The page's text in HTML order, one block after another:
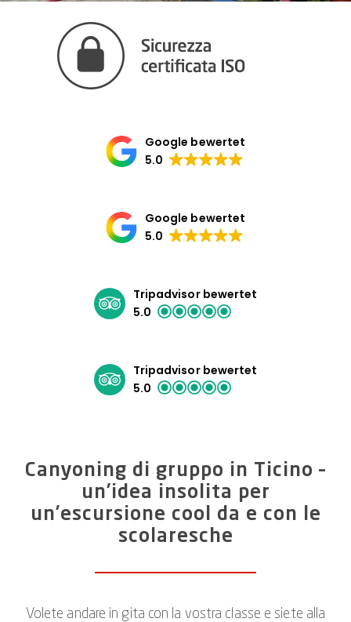
Google bewertet
5.0
Google bewertet
5.0
Tripadvisor bewertet
5.0
Tripadvisor bewertet
5.0
Canyoning di gruppo in Ticino –
un’idea insolita per
un’escursione cool da e con le
scolaresche
Volete andare in gita con la vostra classe e siete alla